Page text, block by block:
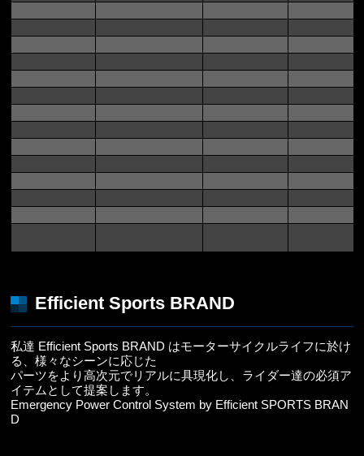
Efficient Sports BRAND
私達 Efficient Sports BRAND はモーターサイクルライフに於け
る、様々なシーンに応じた
パーツをより高次元でリアルに具現化し、ライダー達の必須ア
イテムとして提案します。
Emergency Power Control System by Efficient SPORTS BRAN
D